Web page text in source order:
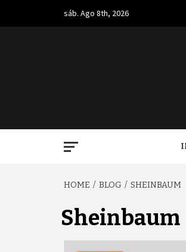
content
sáb. Ago 8th, 2026
HOME BLOG SHEINBAUM
Sheinbaum